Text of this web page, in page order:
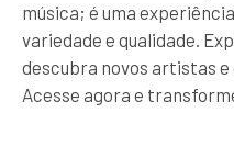
música; é uma
variedade e qualidade.
descubra novos artistas
Acesse agora e